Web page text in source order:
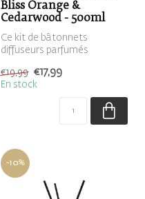
Bliss Orange &
Cedarwood - 500ml
Ce kit de bâtonnets
diffuseurs parfumés
marron, rempli de ...
€19,99 €17,99
En stock
-10%